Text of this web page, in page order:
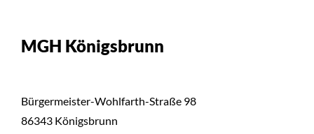
MGH Königsbrunn
Bürgermeister-Wohlfarth-Straße 98
86343 Königsbrunn